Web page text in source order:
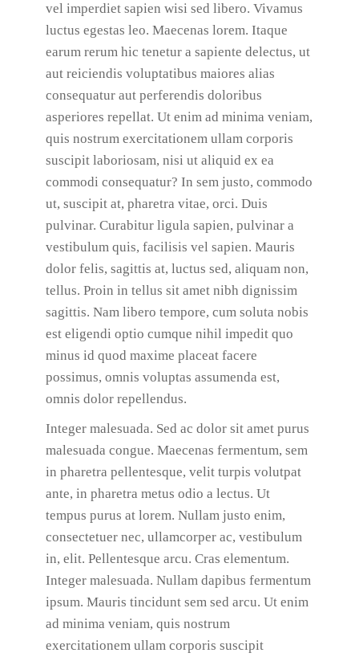
vel imperdiet sapien wisi sed libero. Vivamus
luctus egestas leo. Maecenas lorem. Itaque
earum rerum hic tenetur a sapiente delectus, ut
aut reiciendis voluptatibus maiores alias
consequatur aut perferendis doloribus
asperiores repellat. Ut enim ad minima veniam,
quis nostrum exercitationem ullam corporis
suscipit laboriosam, nisi ut aliquid ex ea
commodi consequatur? In sem justo, commodo
ut, suscipit at, pharetra vitae, orci. Duis
pulvinar. Curabitur ligula sapien, pulvinar a
vestibulum quis, facilisis vel sapien. Mauris
dolor felis, sagittis at, luctus sed, aliquam non,
tellus. Proin in tellus sit amet nibh dignissim
sagittis. Nam libero tempore, cum soluta nobis
est eligendi optio cumque nihil impedit quo
minus id quod maxime placeat facere
possimus, omnis voluptas assumenda est,
omnis dolor repellendus.
Integer malesuada. Sed ac dolor sit amet purus
malesuada congue. Maecenas fermentum, sem
in pharetra pellentesque, velit turpis volutpat
ante, in pharetra metus odio a lectus. Ut
tempus purus at lorem. Nullam justo enim,
consectetuer nec, ullamcorper ac, vestibulum
in, elit. Pellentesque arcu. Cras elementum.
Integer malesuada. Nullam dapibus fermentum
ipsum. Mauris tincidunt sem sed arcu. Ut enim
ad minima veniam, quis nostrum
exercitationem ullam corporis suscipit